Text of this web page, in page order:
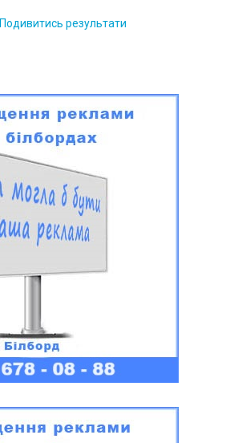
Подивитись результати